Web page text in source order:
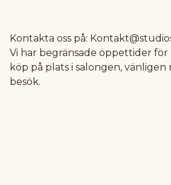
Kontakta oss på:
Vi har begränsade öppettider för
köp på plats i salongen, vänligen
besök.